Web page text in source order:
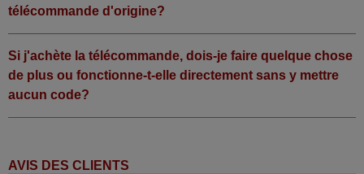
télécommande d'origine?
Si j'achète la télécommande, dois-je faire quelque chose
de plus ou fonctionne-t-elle directement sans y mettre
aucun code?
AVIS DES CLIENTS